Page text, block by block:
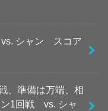
シャン スコア
、準備は万端、相
ン1回戦 vs. シャ